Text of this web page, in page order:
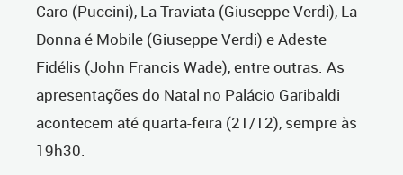
Caro (Puccini), La Traviata (Giuseppe Verdi), La
Donna é Mobile (Giuseppe Verdi) e Adeste
Fidélis (John Francis Wade), entre outras. As
apresentações do Natal no Palácio Garibaldi
acontecem até quarta-feira (21/12), sempre às
19h30.